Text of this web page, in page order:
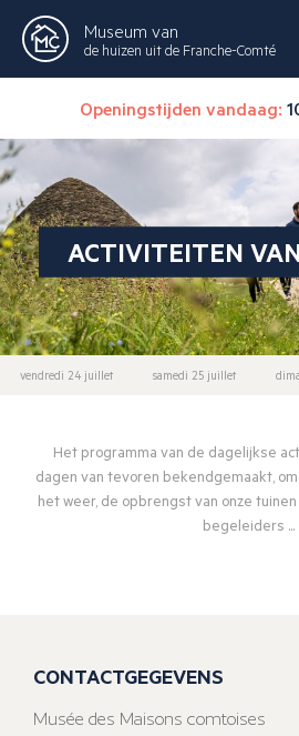
Museum van
de huizen uit de Franche-Comté
Openingstijden vandaag:
ACTIVITEITEN
vendredi 24 juillet samedi 25 juillet
Het programma van de dagelijkse
dagen van tevoren bekendgemaakt,
het weer, de opbrengst van onze
begeleiders ...
CONTACTGEGEVENS
Musée des Maisons comtoises